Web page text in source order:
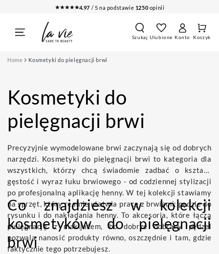
PRZEJDŹ DO★★★★★4.97 / 5 na podstawie 1250 opinii
Szukaj Ulubione
Zaloguj
Konto Koszyk
Home Kosmetyki do pielęgnacji brwi
Kosmetyki do
pielęgnacji brwi
Precyzyjnie wymodelowane brwi zaczynają się od dobrych
narzędzi. Kosmetyki do pielęgnacji brwi to kategoria dla
wszystkich, którzy chcą świadomie zadbać o kształt,
gęstość i wyraz łuku brwiowego - od codziennej stylizacji
po profesjonalną aplikację henny. W tej kolekcji stawiamy
na sprzęt, który realnie ułatwia pracę z brwiami: pędzle do
rysunku i do nakładania henny. To akcesoria, które łączą
pielęgnację z makijażem, bo dobrze dobrany pędzel
pozwala nanosić produkty równo, oszczędnie i tam, gdzie
faktycznie tego potrzebujesz.
Co znajdziesz w kolekcji
kosmetyków do pielęgnacji
brwi